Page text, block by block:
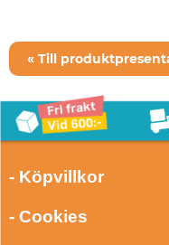
« Till
- Köpvillkor
- Cookies